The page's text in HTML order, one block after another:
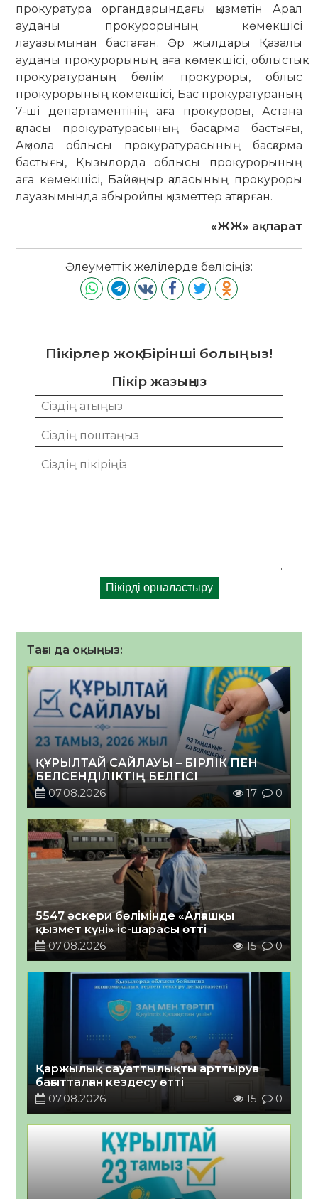
прокуратура органдарындағы қызметін Арал
ауданы прокурорының көмекшісі
лауазымынан бастаған. Әр жылдары Қазалы
ауданы прокурорының аға көмекшісі, облыстық
прокуратураның бөлім прокуроры, облыс
прокурорының көмекшісі, Бас прокуратураның
7-ші департаментінің аға прокуроры, Астана
қаласы прокуратурасының басқарма бастығы,
Ақмола облысы прокуратурасының басқарма
бастығы, Қызылорда облысы прокурорының
аға көмекшісі, Байқоңыр қаласының прокуроры
лауазымында абыройлы қызметтер атқарған.
«ЖЖ» ақпарат
Әлеуметтік желілерде бөлісіңіз:
Пікірлер жоқ. Бірінші болыңыз!
Пікір жазыңыз
Тағы да оқыңыз:
ҚҰРЫЛТАЙ САЙЛАУЫ – БІРЛІК ПЕН
БЕЛСЕНДІЛІКТІҢ БЕЛГІСІ
07.08.2026
17 0
5547 әскери бөлімінде «Алғашқы
қызмет күні» іс-шарасы өтті
07.08.2026
15 0
Қаржылық сауаттылықты арттыруға
бағытталған кездесу өтті
07.08.2026
15 0